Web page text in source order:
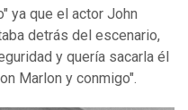
ya que el actor John
detrás del escenario,
y quería sacarla él
Marlon y conmigo".